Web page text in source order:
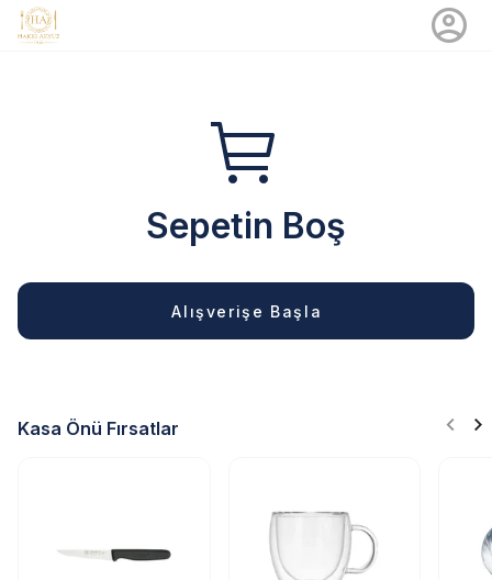
Sepetin Boş
Alışverişe Başla
Kasa Önü Fırsatlar